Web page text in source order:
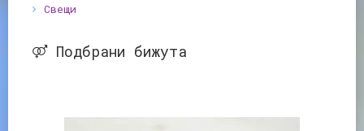
Свещи
Подбрани бижута